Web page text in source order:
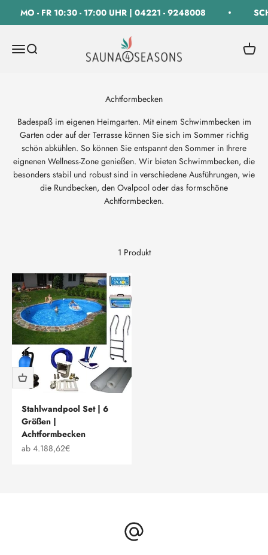
MO - FR 10:30 - 17:00 UHR | 04221 - 9248008
Navigationsmenü öffnen
Suche öffnen
SAUNA 4 SEASONS GmbH
Badespaß im eigenen Heimgarten. Mit einem Schwimmbecken im
Garten oder auf der Terrasse können Sie sich im Sommer richtig
schön abkühlen. So können Sie entspannt den Sommer in Ihrere
eignenen Wellness-Zone genießen. Wir bieten Schwimmbecken, die
besonders stabil und robust sind in verschiedene Ausführungen, wie
die Rundbecken, den Ovalpool oder das formschöne
Achtformbecken.
1 Produkt
Stahlwandpool Set | 6
Größen |
Achtformbecken
Angebot
ab 4.188,62€